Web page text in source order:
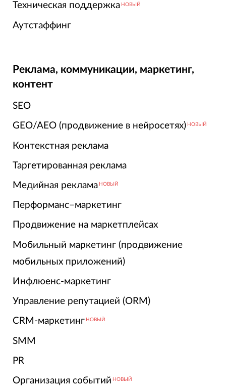
Техническая поддержка НОВЫЙ
Аутстаффинг
Реклама, коммуникации, маркетинг,
контент
SEO
GEO/AEO (продвижение в нейросетях) НОВЫЙ
Контекстная реклама
Таргетированная реклама
Медийная реклама НОВЫЙ
Перформанс–маркетинг
Продвижение на маркетплейсах
Мобильный маркетинг (продвижение
мобильных приложений)
Инфлюенс-маркетинг
Управление репутацией (ORM)
CRM-маркетинг НОВЫЙ
SMM
PR
Организация событий НОВЫЙ